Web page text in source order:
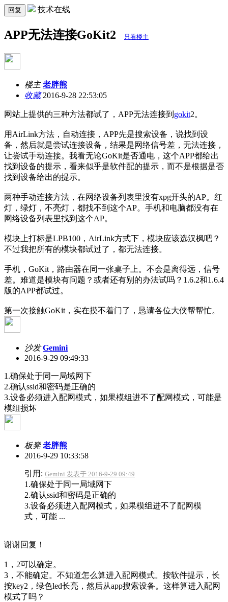
回复 技术在线
APP无法连接GoKit2 只看楼主
楼主 老胖熊
收藏2016-9-28 22:53:05
网站上提供的三种方法都试了，APP无法连接到 gokit2。
用AirLink方法，自动连接，APP先是搜索设备，说找到设
备，然后就是尝试连接设备，结果是网络信号差，无法连接，
让尝试手动连接。我看无论GoKit是否通电，这个APP都给出
找到设备的提示，看来似乎是软件配的提示，而不是根据是否
找到设备给出的提示。
两种手动连接方法，在网络设备列表里没有xpg开头的AP。红
灯，绿灯，不亮灯，都找不到这个AP。手机和电脑都没有在
网络设备列表里找到这个AP。
模块上打标是LPB100，AirLink方式下，模块应该选汉枫吧？
不过我把所有的模块都试过了，都无法连接。
手机，GoKit，路由器在同一张桌子上。不会是离得远，信号
差。难道是模块有问题？或者还有别的办法试吗？1.6.2和1.6.4
版的APP都试过。
第一次接触GoKit，实在摸不着门了，恳请各位大侠帮帮忙。
沙发 Gemini
2016-9-29 09:49:33
1.确保处于同一局域网下
2.确认ssid和密码是正确的
3.设备必须进入配网模式，如果模组进不了配网模式，可能是
模组损坏
板凳 老胖熊
2016-9-29 10:33:58
引用: Gemini 发表于 2016-9-29 09:49
1.确保处于同一局域网下
2.确认ssid和密码是正确的
3.设备必须进入配网模式，如果模组进不了配网模
式，可能 ...
谢谢回复！
1，2可以确定。
3，不能确定。不知道怎么算进入配网模式。按软件提示，长
按key2，绿色led长亮，然后从app搜索设备。这样算进入配网
模式了吗？